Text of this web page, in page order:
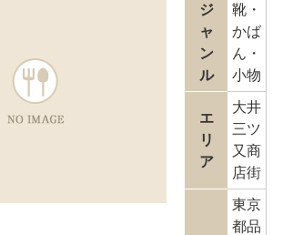
ジ
ャ
ン
ル
靴・
かば
ん・
小物
エ
リ
ア
大井
三ツ
又商
店街
東京
都品